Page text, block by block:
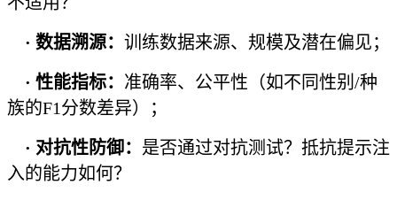
· 数据溯源： 训练数据来源、规模及潜在偏见；
· 性能指标： 准确率、公平性（如不同性别/种
族的F1分数差异）；
· 对抗性防御： 是否通过对抗测试？抵抗提示注
入的能力如何？